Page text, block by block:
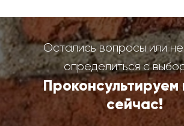
Остались вопросы или
определиться с
Проконсультируем
сейчас!